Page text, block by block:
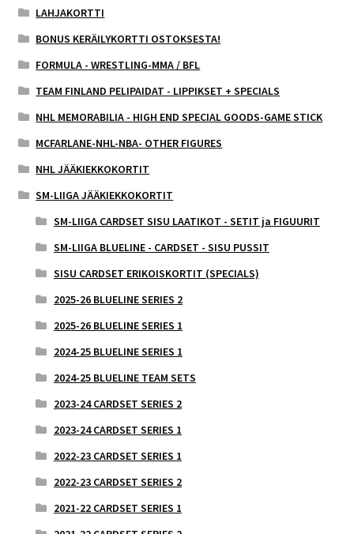
LAHJAKORTTI
BONUS KERÄILYKORTTI OSTOKSESTA!
FORMULA - WRESTLING-MMA / BFL
TEAM FINLAND PELIPAIDAT - LIPPIKSET + SPECIALS
NHL MEMORABILIA - HIGH END SPECIAL GOODS-GAME STICK
MCFARLANE-NHL-NBA- OTHER FIGURES
NHL JÄÄKIEKKOKORTIT
SM-LIIGA JÄÄKIEKKOKORTIT
SM-LIIGA CARDSET SISU LAATIKOT - SETIT ja FIGUURIT
SM-LIIGA BLUELINE - CARDSET - SISU PUSSIT
SISU CARDSET ERIKOISKORTIT (SPECIALS)
2025-26 BLUELINE SERIES 2
2025-26 BLUELINE SERIES 1
2024-25 BLUELINE SERIES 1
2024-25 BLUELINE TEAM SETS
2023-24 CARDSET SERIES 2
2023-24 CARDSET SERIES 1
2022-23 CARDSET SERIES 1
2022-23 CARDSET SERIES 2
2021-22 CARDSET SERIES 1